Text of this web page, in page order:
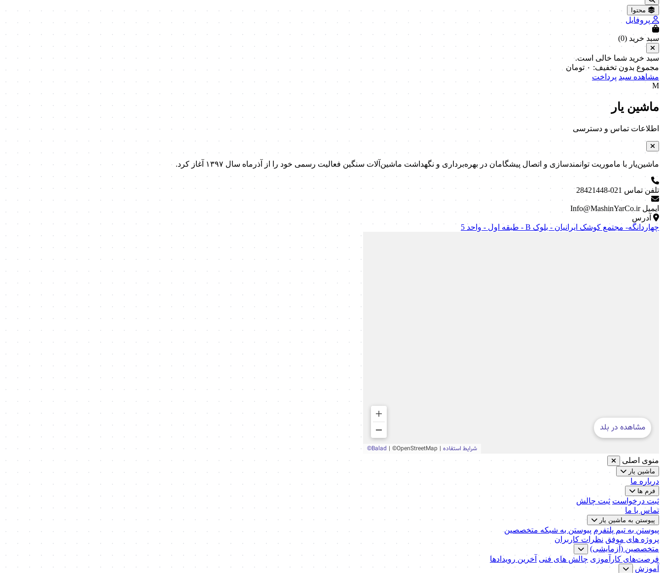
محتوا
پروفایل
سبد خرید (0
)
سبد خرید شما خالی است.
مجموع بدون تخفیف: ۰ تومان
مشاهده سبد پرداخت
M
ماشین یار
اطلاعات تماس و دسترسی
ماشین‌یار با ماموریت توانمندسازی و اتصال پیشگامان در بهره‌برداری و نگهداشت ماشین‌آلات سنگین فعالیت رسمی خود را از آذرماه سال ۱۳۹۷ آغاز کرد.
تلفن تماس 021-28421448
ایمیل Info@MashinYarCo.ir
آدرس
چهاردانگه- مجتمع کوشک ایرانیان - بلوک B - طبقه اول - واحد 5
منوی اصلی
ماشین یار
درباره ما
فرم ها
ثبت درخواست ثبت چالش
تماس با ما
پیوستن به ماشین یار
پیوستن به تیم پلتفرم پیوستن به شبکه متخصصین
پروژه های موفق نظرات کاربران
متخصصین (آزمایشی)
فرصت‌های کارآموزی چالش های فنی آخرین رویدادها
آموزش